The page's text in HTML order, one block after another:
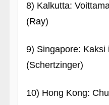
8) Kalkutta:
(Ray)
9) Singapore: Kaksi
(Schertzinger)
10) Hong Kong: